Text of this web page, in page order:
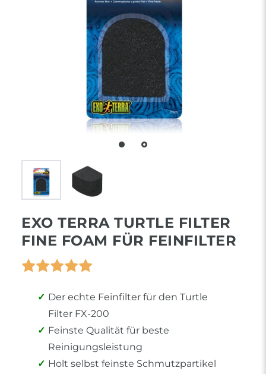
EXO TERRA TURTLE FILTER
FINE FOAM FÜR FEINFILTER
Der echte Feinfilter für den Turtle
Filter FX-200
Feinste Qualität für beste
Reinigungsleistung
Holt selbst feinste Schmutzpartikel